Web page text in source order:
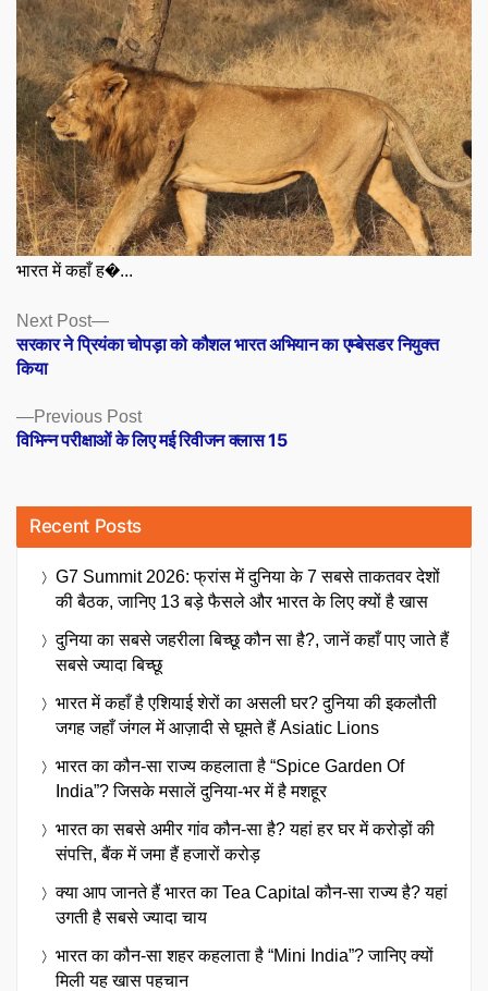
भारत में कहाँ ह�...
Posts
navigation
Previous PostPrevious
post:
विभिन्न परीक्षाओं के लिए मई रिवीजन क्लास 15
Next Post
Next
post:
सरकार ने प्रियंका चोपड़ा को कौशल भारत अभियान का एम्बेसडर नियुक्त
किया
Recent Posts
G7 Summit 2026: फ्रांस में दुनिया के 7 सबसे ताकतवर देशों
की बैठक, जानिए 13 बड़े फैसले और भारत के लिए क्यों है खास
दुनिया का सबसे जहरीला बिच्छू कौन सा है?, जानें कहाँ पाए जाते हैं
सबसे ज्यादा बिच्छू
भारत में कहाँ है एशियाई शेरों का असली घर? दुनिया की इकलौती
जगह जहाँ जंगल में आज़ादी से घूमते हैं Asiatic Lions
भारत का कौन-सा राज्य कहलाता है “Spice Garden Of
India”? जिसके मसालें दुनिया-भर में है मशहूर
भारत का सबसे अमीर गांव कौन-सा है? यहां हर घर में करोड़ों की
संपत्ति, बैंक में जमा हैं हजारों करोड़
क्या आप जानते हैं भारत का Tea Capital कौन-सा राज्य है? यहां
उगती है सबसे ज्यादा चाय
भारत का कौन-सा शहर कहलाता है “Mini India”? जानिए क्यों
मिली यह खास पहचान